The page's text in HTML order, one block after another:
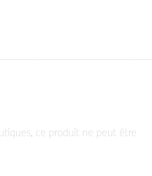
ce produit ne peut être